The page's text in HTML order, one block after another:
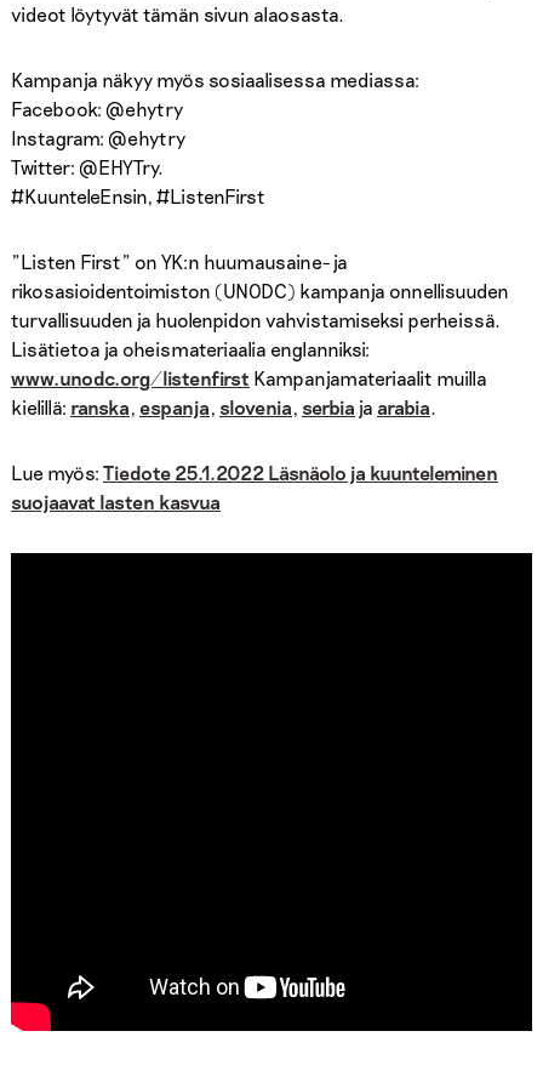
videot löytyvät tämän sivun alaosasta.
Kampanja näkyy myös sosiaalisessa mediassa:
Facebook: @ehytry
Instagram: @ehytry
Twitter: @EHYTry.
#KuunteleEnsin, #ListenFirst
”Listen First” on YK:n huumausaine- ja
rikosasioidentoimiston (UNODC) kampanja onnellisuuden
turvallisuuden ja huolenpidon vahvistamiseksi perheissä.
Lisätietoa ja oheismateriaalia englanniksi:
www.unodc.org/listenfirst Kampanjamateriaalit muilla
kielillä: ranska espanja slovenia serbia ja arabia
Lue myös: Tiedote 25.1.2022 Läsnäolo ja kuunteleminen
suojaavat lasten kasvua